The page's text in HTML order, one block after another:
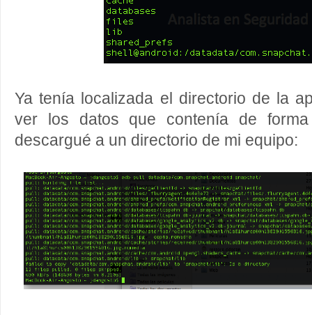
Ya tenía localizada el directorio de la
ver los datos que contenía de
descargué a un directorio de mi equipo: